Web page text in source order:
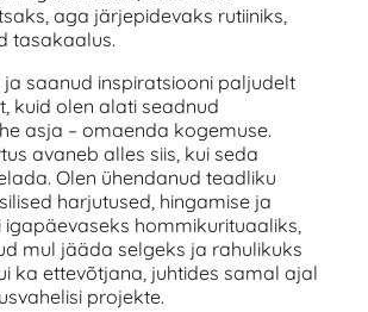
aga järjepidevaks rutiiniks,
tasakaalus.
saanud inspiratsiooni paljudelt
kuid olen alati seadnud
asja – omaenda kogemuse.
avaneb alles siis, kui seda
Olen ühendanud teadliku
harjutused, hingamise ja
hommikurituaaliks,
mul jääda selgeks ja rahulikuks
ka ettevõtjana, juhtides samal ajal
projekte.